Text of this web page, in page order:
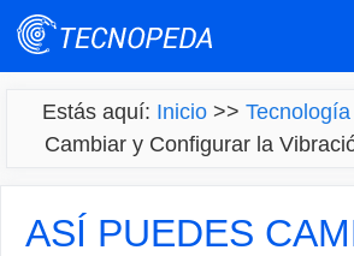
Saltar
Estás aquí: Inicio>> Tecnología
Cambiar y Configurar la
ASÍ PUEDES